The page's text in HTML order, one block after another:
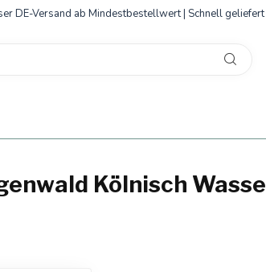
DE-Versand ab Mindestbestellwert | Schnell geliefert
Kölnisch